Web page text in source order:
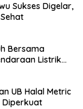
Sukses Digelar,
Bersama
Listrik
UB Halal Metric
Diperkuat